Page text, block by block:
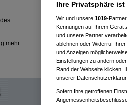
12 %
mehr 4 %
Ihre Privatsphäre
Wir und unsere 1019-
Kennungen auf Ihrem Gerät
und unsere Partner
ablehnen oder Widerruf
und Anzeigen
Einstellungen zu ändern
Rand der Webseite klicken.
unserer
Sofern Ihre getroffenen